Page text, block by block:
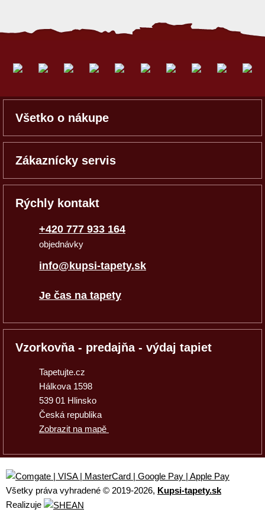
Všetko o nákupe
Zákaznícky servis
Rýchly kontakt
+420 777 933 164
objednávky
info@kupsi-tapety.sk
Je čas na tapety
Vzorkovňa - predajňa - výdaj tapiet
Tapetujte.cz
Hálkova 1598
539 01 Hlinsko
Česká republika
Zobrazit na mapě
Všetky práva vyhradené © 2019-2026, Kupsi-tapety.sk
Realizuje